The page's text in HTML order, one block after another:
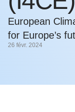
Voir tous les
European
for Europe’s
26 févr. 2024